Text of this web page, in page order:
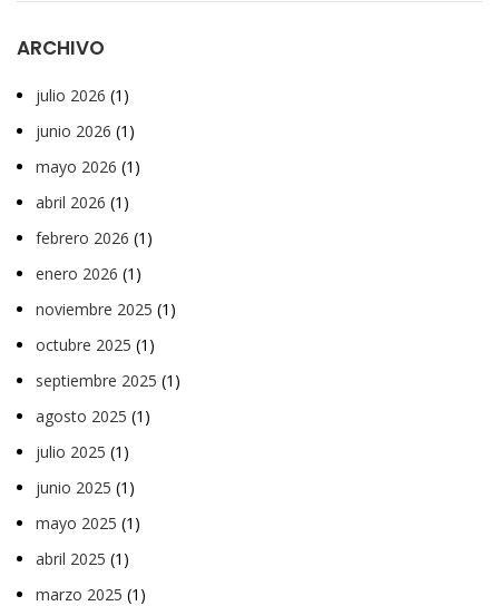
ARCHIVO
julio 2026 (1)
junio 2026 (1)
mayo 2026 (1)
abril 2026 (1)
febrero 2026 (1)
enero 2026 (1)
noviembre 2025 (1)
octubre 2025 (1)
septiembre 2025 (1)
agosto 2025 (1)
julio 2025 (1)
junio 2025 (1)
mayo 2025 (1)
abril 2025 (1)
marzo 2025 (1)